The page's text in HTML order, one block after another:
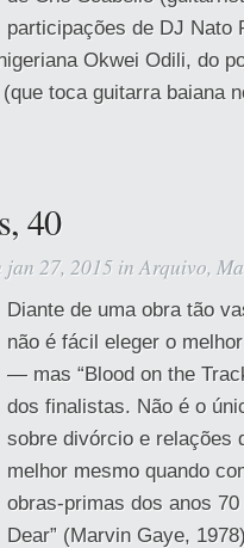
participações de DJ Nato
Okwei Odili, do
toca guitarra baiana
40
jan 27, 2015 inArquivo,
Diante de uma obra tão
não é fácil eleger o
— mas “Blood on the
dos finalistas. Não é o
sobre divórcio e relações
melhor mesmo quando
obras-primas dos anos
Dear” (Marvin Gaye,